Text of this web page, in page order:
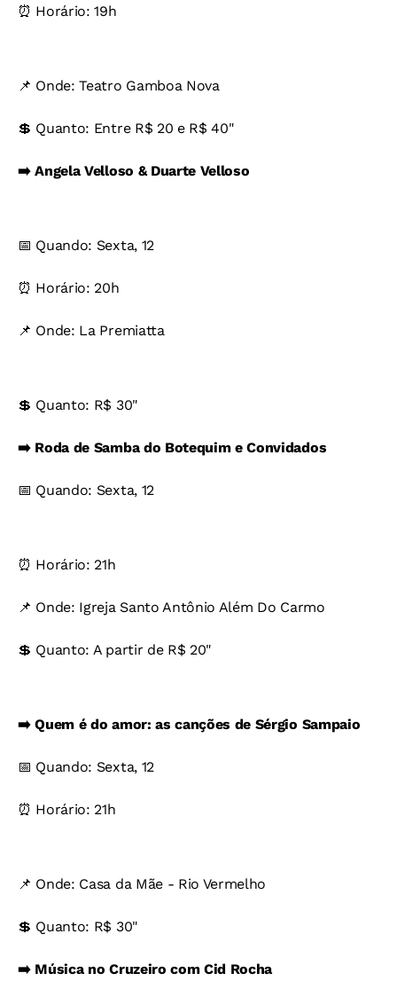
⏰ Horário: 19h
📌 Onde: Teatro Gamboa Nova
💲 Quanto: Entre R$ 20 e R$ 40"
➡️ Angela Velloso & Duarte Velloso
📅 Quando: Sexta, 12
⏰ Horário: 20h
📌 Onde: La Premiatta
💲 Quanto: R$ 30"
➡️ Roda de Samba do Botequim e Convidados
📅 Quando: Sexta, 12
⏰ Horário: 21h
📌 Onde: Igreja Santo Antônio Além Do Carmo
💲 Quanto: A partir de R$ 20"
➡️ Quem é do amor: as canções de Sérgio Sampaio
📅 Quando: Sexta, 12
⏰ Horário: 21h
📌 Onde: Casa da Mãe - Rio Vermelho
💲 Quanto: R$ 30"
➡️ Música no Cruzeiro com Cid Rocha